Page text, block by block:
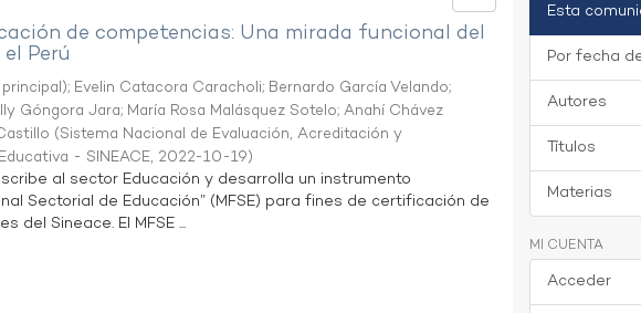
de competencias: Una mirada funcional del
Perú
; Evelin Catacora Caracholi; Bernardo García Velando;
Góngora Jara; María Rosa Malásquez Sotelo;Anahí Chávez
(Sistema Nacional de Evaluación, Acreditación y
- SINEACE, 2022-10-19)
al sector Educación y desarrolla un instrumento
Sectorial de Educación” (MFSE) para fines de certificación de
del Sineace. El MFSE ...
Esta
Por fecha
Autores
Títulos
Materias
MI CUENTA
Acceder